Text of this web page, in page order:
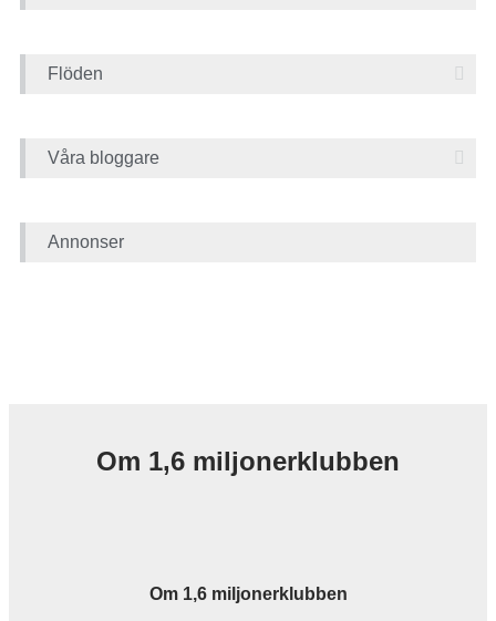
Flöden
Våra bloggare
Annonser
Om 1,6 miljonerklubben
Om 1,6 miljonerklubben